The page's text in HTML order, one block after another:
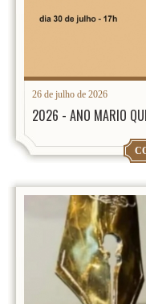
26 de julho de 2026
2026 - ANO MARIO